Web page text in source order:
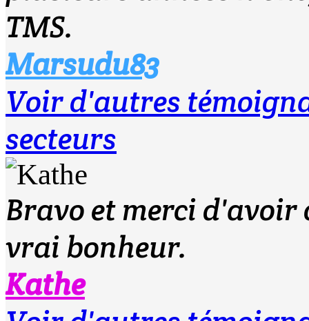
TMS.
Marsudu83
Voir d'autres
secteurs
Bravo et merci d'avoir
vrai bonheur.
Kathe